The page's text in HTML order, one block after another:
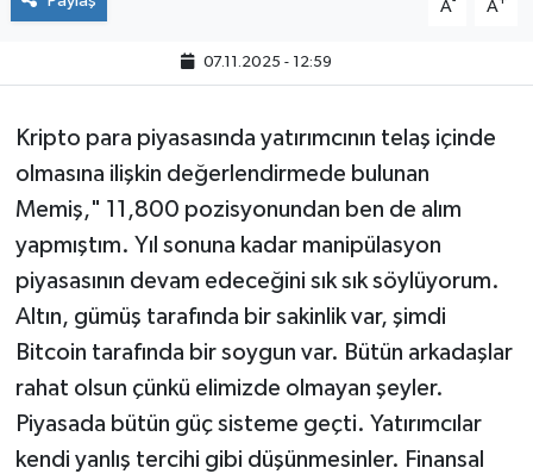
A A
07.11.2025 - 12:59
Kripto para piyasasında yatırımcının telaş içinde
olmasına ilişkin değerlendirmede bulunan
Memiş," 11,800 pozisyonundan ben de alım
yapmıştım. Yıl sonuna kadar manipülasyon
piyasasının devam edeceğini sık sık söylüyorum.
Altın, gümüş tarafında bir sakinlik var, şimdi
Bitcoin tarafında bir soygun var. Bütün arkadaşlar
rahat olsun çünkü elimizde olmayan şeyler.
Piyasada bütün güç sisteme geçti. Yatırımcılar
kendi yanlış tercihi gibi düşünmesinler. Finansal